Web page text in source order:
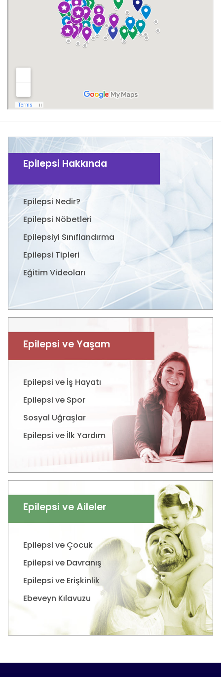
Epilepsi Hakkında
Epilepsi Nedir?
Epilepsi Nöbetleri
Epilepsiyi Sınıflandırma
Epilepsi Tipleri
Eğitim Videoları
Epilepsi ve Yaşam
Epilepsi ve İş Hayatı
Epilepsi ve Spor
Sosyal Uğraşlar
Epilepsi ve İlk Yardım
Epilepsi ve Aileler
Epilepsi ve Çocuk
Epilepsi ve Davranış
Epilepsi ve Erişkinlik
Ebeveyn Kılavuzu